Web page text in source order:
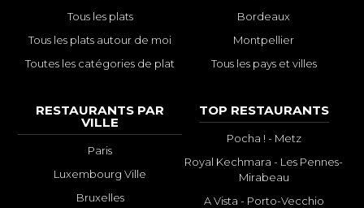
Tous les plats
Tous les plats autour de moi
Toutes les catégories de plat
Bordeaux
Montpellier
Tous les pays et villes
RESTAURANTS PAR
VILLE
Paris
Luxembourg Ville
Bruxelles
TOP RESTAURANTS
Pocha ! - Metz
Royal Kechmara - Les Pennes-
Mirabeau
A Vista - Porto-Vecchio